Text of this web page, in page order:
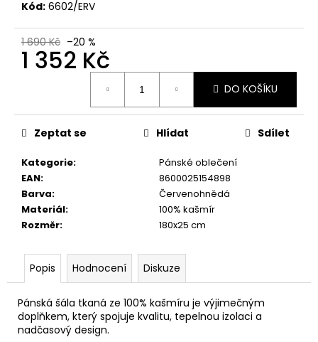
Kód: 6602/ERV
1 690 Kč –20 %
1 352 Kč
DO KOŠÍKU
Kategorie:
Pánské oblečení
EAN:
8600025154898
Barva:
Červenohnědá
Materiál:
100% kašmír
Rozměr: 180x25 cm
Zeptat se Hlídat Sdílet
Popis Hodnocení Diskuze
Pánská šála tkaná ze 100% kašmíru je výjimečným
doplňkem, který spojuje kvalitu, tepelnou izolaci a
nadčasový design.
p
o
e
m
e